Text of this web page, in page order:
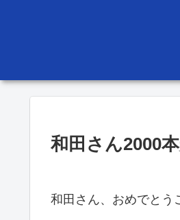
和田さん2000
和田さん、おめでとう